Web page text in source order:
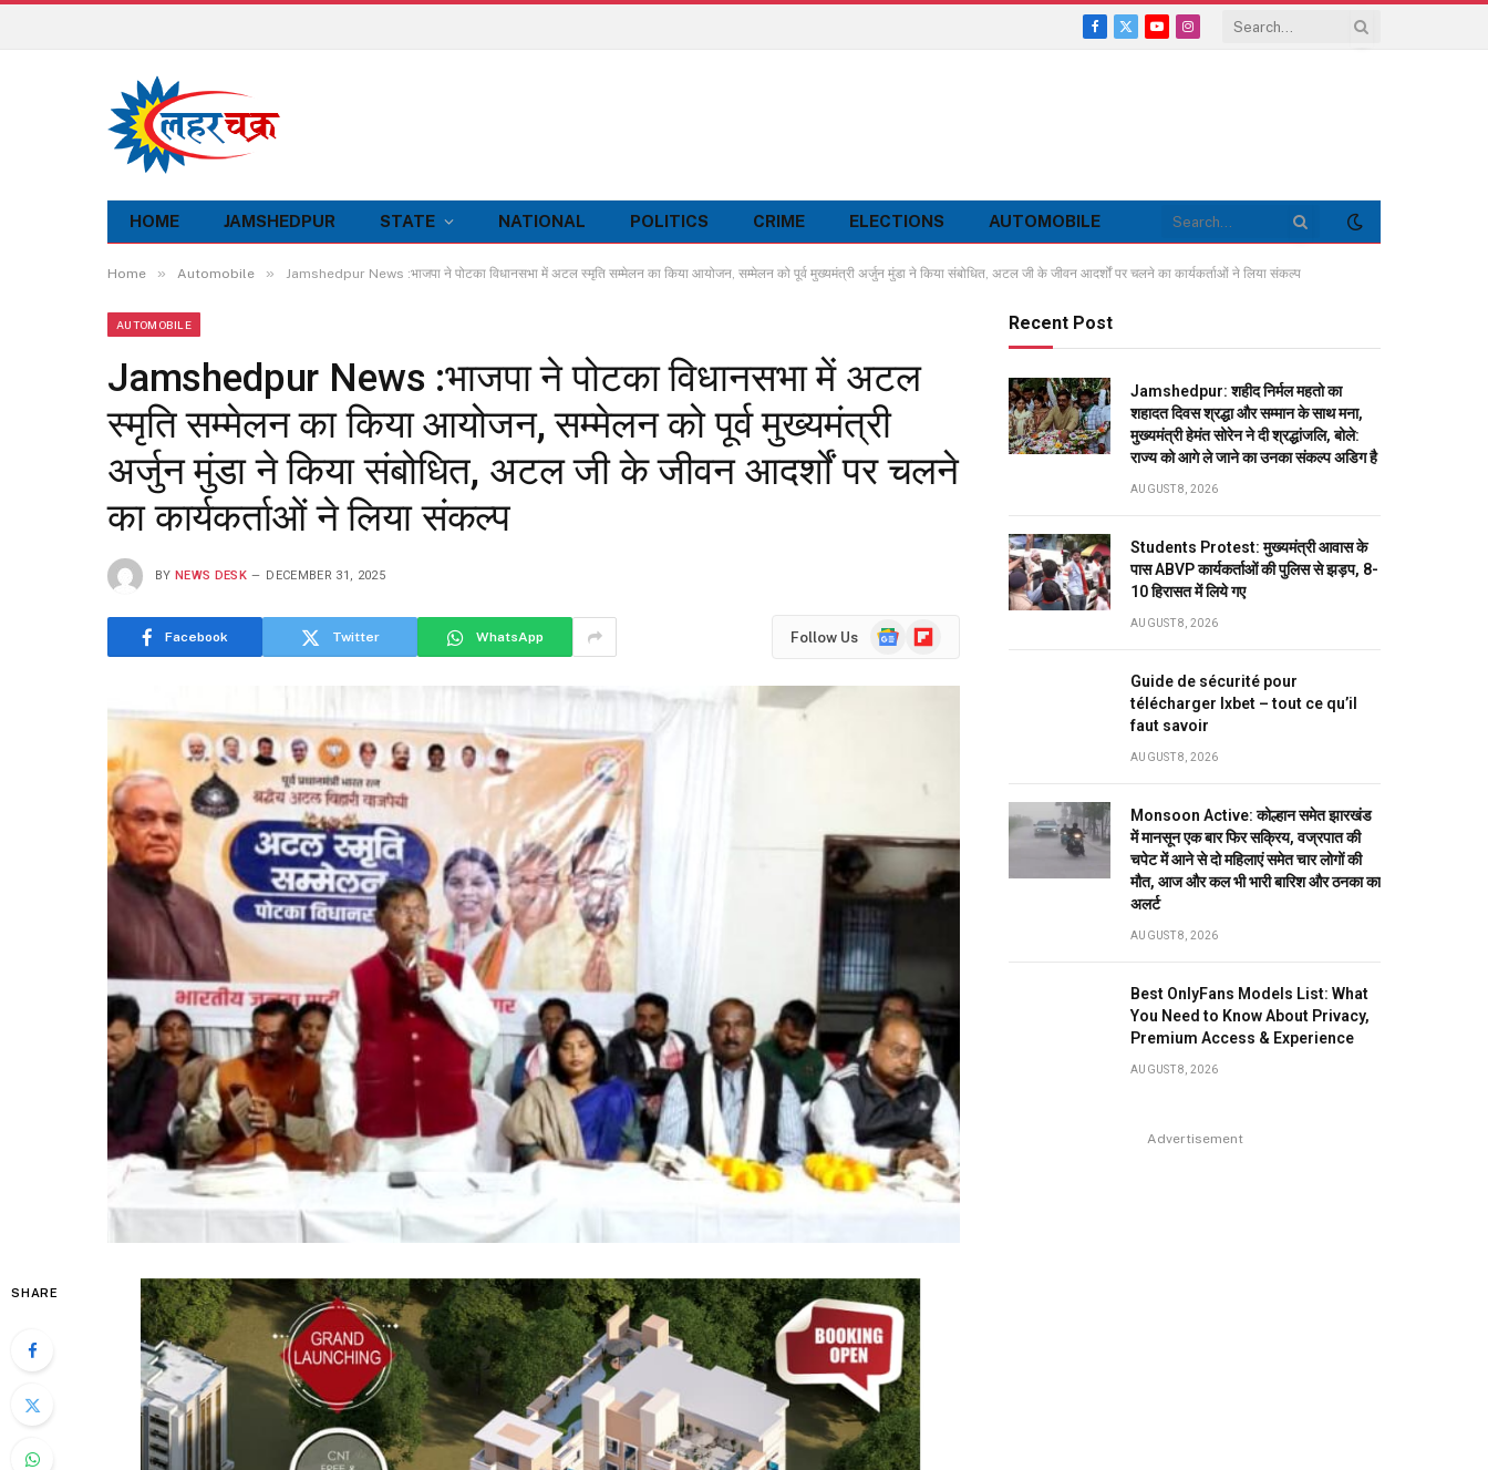
Facebook
X
YouTubeInstagram
HOME JAMSHEDPUR STATE NATIONAL POLITICS CRIME ELECTIONS AUTOMOBILE
Home » Automobile » Jamshedpur News :भाजपा ने पोटका विधानसभा में अटल स्मृति सम्मेलन का किया आयोजन, सम्मेलन को पूर्व मुख्यमंत्री अर्जुन मुंडा ने किया संबोधित, अटल जी के जीवन आदर्शों पर चलने का कार्यकर्ताओं ने लिया संकल्प
AUTOMOBILE
Jamshedpur News :भाजपा ने पोटका विधानसभा में अटल
स्मृति सम्मेलन का किया आयोजन, सम्मेलन को पूर्व मुख्यमंत्री
अर्जुन मुंडा ने किया संबोधित, अटल जी के जीवन आदर्शों पर चलने
का कार्यकर्ताओं ने लिया संकल्प
BY NEWS DESK DECEMBER 31, 2025
Facebook Twitter WhatsApp Follow Us
GoogleFlipboard
SHARE
Recent Post
Jamshedpur: शहीद निर्मल महतो का
शहादत दिवस श्रद्धा और सम्मान के साथ मना,
मुख्यमंत्री हेमंत सोरेन ने दी श्रद्धांजलि, बोले:
राज्य को आगे ले जाने का उनका संकल्प अडिग है
AUGUST 8, 2026
Students Protest: मुख्यमंत्री आवास के
पास ABVP कार्यकर्ताओं की पुलिस से झड़प, 8-
10 हिरासत में लिये गए
AUGUST 8, 2026
Guide de sécurité pour
télécharger Ixbet – tout ce qu’il
faut savoir
AUGUST 8, 2026
Monsoon Active: कोल्हान समेत झारखंड
में मानसून एक बार फिर सक्रिय, वज्रपात की
चपेट में आने से दो महिलाएं समेत चार लोगों की
मौत, आज और कल भी भारी बारिश और ठनका का
अलर्ट
AUGUST 8, 2026
Best OnlyFans Models List: What
You Need to Know About Privacy,
Premium Access & Experience
AUGUST 8, 2026
Advertisement